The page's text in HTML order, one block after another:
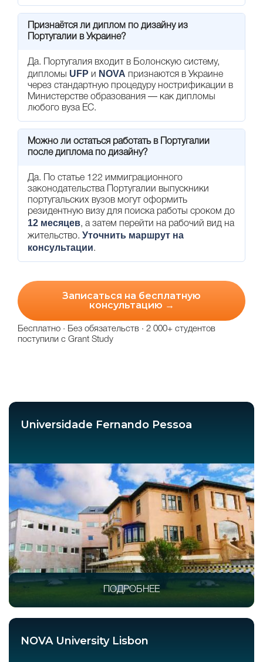
Признаётся ли диплом по дизайну из
Португалии в Украине?
Да. Португалия входит в Болонскую систему,
дипломы UFP и NOVA признаются в Украине
через стандартную процедуру нострификации в
Министерстве образования — как дипломы
любого вуза ЕС.
Можно ли остаться работать в Португалии
после диплома по дизайну?
Да. По статье 122 иммиграционного
законодательства Португалии выпускники
португальских вузов могут оформить
резидентную визу для поиска работы сроком до
12 месяцев, а затем перейти на рабочий вид на
жительство. Уточнить маршрут на
консультации.
Записаться на бесплатную
консультацию →
Бесплатно · Без обязательств · 2 000+ студентов
поступили с Grant Study
Universidade Fernando Pessoa
NOVA University Lisbon